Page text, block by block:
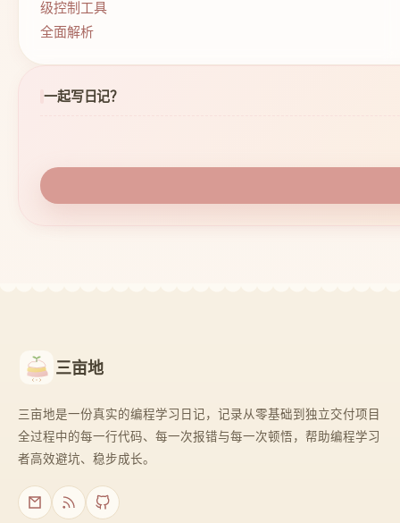
一起写日记？
三亩地
三亩地是一份真实的编程学习日记，记录从零基础到独立交付项目
全过程中的每一行代码、每一次报错与每一次顿悟，帮助编程学习
者高效避坑、稳步成长。